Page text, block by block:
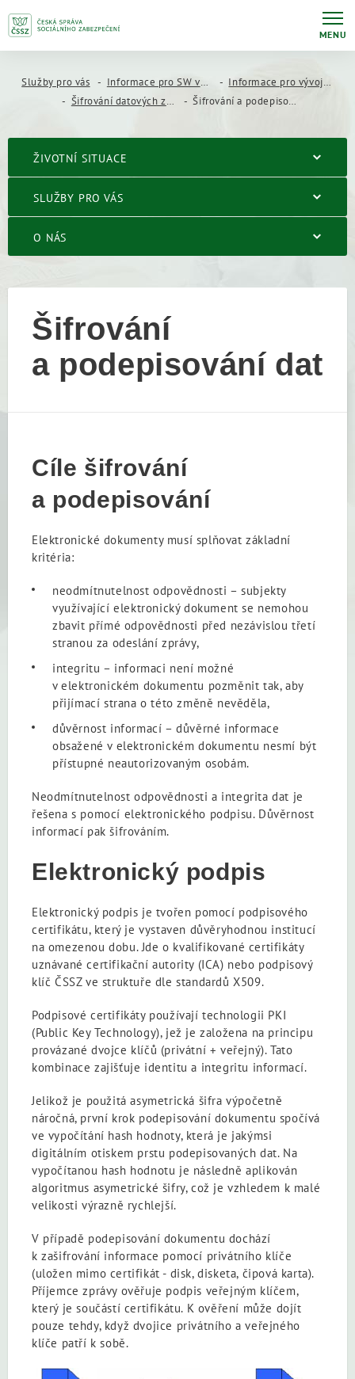
MENU
Služby pro vás Informace pro SW vývojáře
Informace pro vývojáře mzdových a personálních systémů
Šifrování datových zpráv
Šifrování a podepisování dat
ŽIVOTNÍ SITUACE
SLUŽBY PRO VÁS
O NÁS
Šifrování
a podepisování dat
Cíle šifrování
a podepisování
Elektronické dokumenty musí splňovat základní
kritéria:
neodmítnutelnost odpovědnosti – subjekty
využívající elektronický dokument se nemohou
zbavit přímé odpovědnosti před nezávislou třetí
stranou za odeslání zprávy,
integritu – informaci není možné
v elektronickém dokumentu pozměnit tak, aby
přijímací strana o této změně nevěděla,
důvěrnost informací – důvěrné informace
obsažené v elektronickém dokumentu nesmí být
přístupné neautorizovaným osobám.
Neodmítnutelnost odpovědnosti a integrita dat je
řešena s pomocí elektronického podpisu. Důvěrnost
informací pak šifrováním.
Elektronický podpis
Elektronický podpis je tvořen pomocí podpisového
certifikátu, který je vystaven důvěryhodnou institucí
na omezenou dobu. Jde o kvalifikované certifikáty
uznávané certifikační autority (ICA) nebo podpisový
klíč ČSSZ ve struktuře dle standardů X509.
Podpisové certifikáty používají technologii PKI
(Public Key Technology), jež je založena na principu
provázané dvojce klíčů (privátní + veřejný). Tato
kombinace zajišťuje identitu a integritu informací.
Jelikož je použitá asymetrická šifra výpočetně
náročná, první krok podepisování dokumentu spočívá
ve vypočítání hash hodnoty, která je jakýmsi
digitálním otiskem prstu podepisovaných dat. Na
vypočítanou hash hodnotu je následně aplikován
algoritmus asymetrické šifry, což je vzhledem k malé
velikosti výrazně rychlejší.
V případě podepisování dokumentu dochází
k zašifrování informace pomocí privátního klíče
(uložen mimo certifikát - disk, disketa, čipová karta).
Příjemce zprávy ověřuje podpis veřejným klíčem,
který je součástí certifikátu. K ověření může dojít
pouze tehdy, když dvojice privátního a veřejného
klíče patří k sobě.